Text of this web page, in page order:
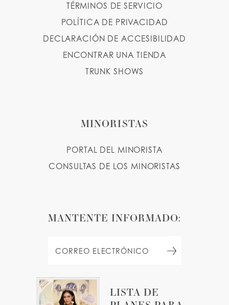
LISTA DE
TÉRMINOS DE SERVICIO
POLÍTICA DE PRIVACIDAD
DECLARACIÓN DE ACCESIBILIDAD
ENCONTRAR UNA TIENDA
TRUNK SHOWS
MINORISTAS
PORTAL DEL MINORISTA
CONSULTAS DE LOS MINORISTAS
MANTENTE INFORMADO: